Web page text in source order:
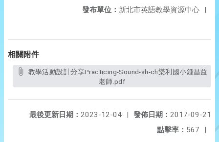
發布單位： 新北市英語教學資源中心 |
相關附件
老師.pdf
發佈日期： 2017-09-21
最後更新日期： 2023-12-04
|
點擊率： 567 |